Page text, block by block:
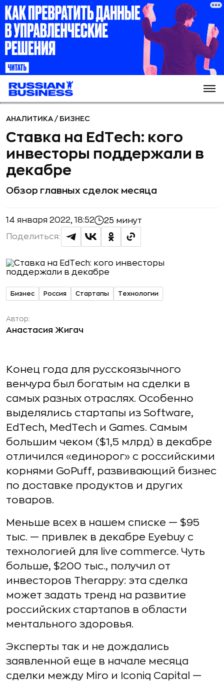
АНАЛИТИКА / БИЗНЕС
Ставка на EdTech: кого
инвесторы поддержали в
декабре
Обзор главных сделок месяца
14 января 2022, 18:52 25 минут
Поделиться:
Бизнес Россия Стартапы Технологии
Автор:
Анастасия Жигач
Конец года для русскоязычного
венчура был богатым на сделки в
самых разных отраслях. Особенно
выделялись стартапы из Software,
EdTech, MedTech и Games. Самым
большим чеком ($1,5 млрд) в декабре
отличился «единорог» с российскими
корнями GoPuff, развивающий бизнес
по доставке продуктов и других
товаров.
Меньше всех в нашем списке — $95
тыс. — привлек в декабре Eyebuy с
технологией для live commerce. Чуть
больше, $200 тыс., получил от
инвесторов Therappy: эта сделка
может задать тренд на развитие
российских стартапов в области
ментального здоровья.
Эксперты так и не дождались
заявленной еще в начале месяца
сделки между Miro и Iconiq Capital —